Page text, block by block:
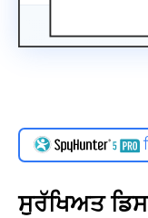
ਸੁਰੱਖਿਅਤ